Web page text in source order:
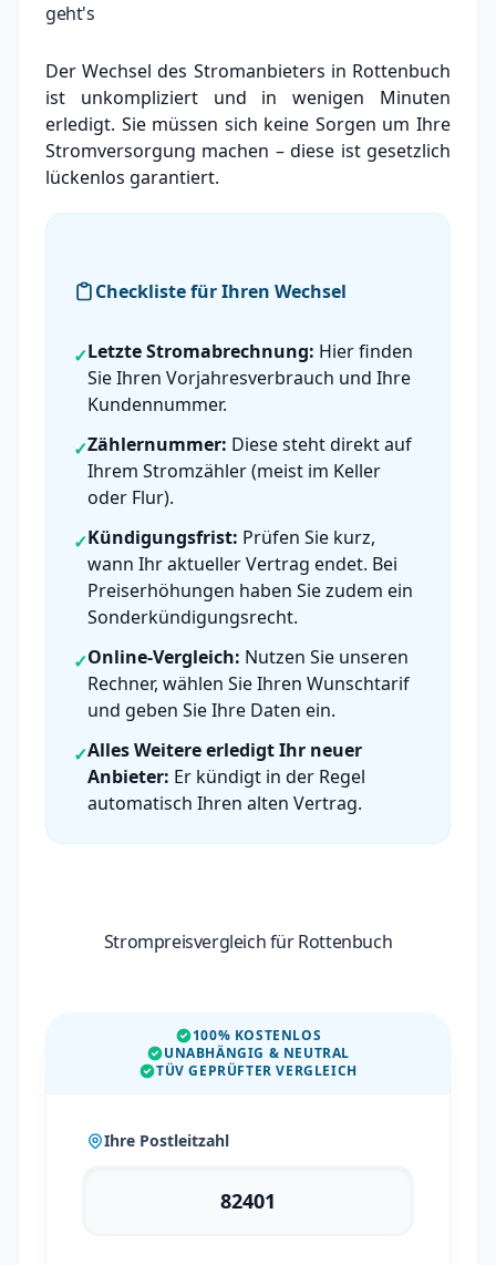
geht's
Der Wechsel des Stromanbieters in Rottenbuch
ist unkompliziert und in wenigen Minuten
erledigt. Sie müssen sich keine Sorgen um Ihre
Stromversorgung machen – diese ist gesetzlich
lückenlos garantiert.
Checkliste für Ihren Wechsel
✓Letzte Stromabrechnung: Hier finden
Sie Ihren Vorjahresverbrauch und Ihre
Kundennummer.
✓Zählernummer: Diese steht direkt auf
Ihrem Stromzähler (meist im Keller
oder Flur).
✓Kündigungsfrist: Prüfen Sie kurz,
wann Ihr aktueller Vertrag endet. Bei
Preiserhöhungen haben Sie zudem ein
Sonderkündigungsrecht.
✓Online-Vergleich: Nutzen Sie unseren
Rechner, wählen Sie Ihren Wunschtarif
und geben Sie Ihre Daten ein.
✓Alles Weitere erledigt Ihr neuer
Anbieter: Er kündigt in der Regel
automatisch Ihren alten Vertrag.
Strompreisvergleich für Rottenbuch
100% KOSTENLOS
UNABHÄNGIG & NEUTRAL
TÜV GEPRÜFTER VERGLEICH
Ihre Postleitzahl